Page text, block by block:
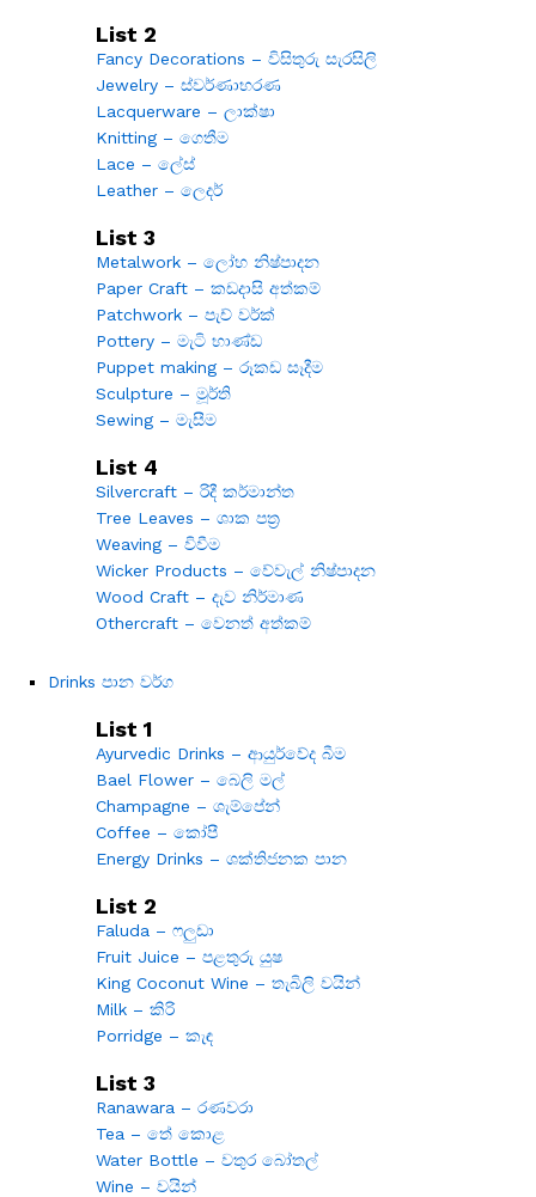
List 2
Fancy Decorations – විසිතුරු සැරසිලි
Jewelry – ස්වර්ණාභරණ
Lacquerware – ලාක්ෂා
Knitting – ගෙතීම
Lace – ලේස්
Leather – ලෙදර්
List 3
Metalwork – ලෝහ නිෂ්පාදන
Paper Craft – කඩදාසි අත්කම්
Patchwork – පැච් වර්ක්
Pottery – මැටි භාණ්ඩ
Puppet making – රූකඩ සෑදීම
Sculpture – මූර්ති
Sewing – මැසීම
List 4
Silvercraft – රිදී කර්මාන්ත
Tree Leaves – ශාක පත්‍ර
Weaving – විවීම
Wicker Products – වේවැල් නිෂ්පාදන
Wood Craft – දැව නිර්මාණ
Othercraft – වෙනත් අත්කම්
Drinks පාන වර්ග
List 1
Ayurvedic Drinks – ආයුර්වේද බීම
Bael Flower – බෙලි මල්
Champagne – ශැම්පේන්
Coffee – කෝපී
Energy Drinks – ශක්තිජනක පාන
List 2
Faluda – ෆලුඩා
Fruit Juice – පළතුරු යුෂ
King Coconut Wine – තැබිලි වයින්
Milk – කිරි
Porridge – කැඳ
List 3
Ranawara – රණවරා
Tea – තේ කොළ
Water Bottle – වතුර බෝතල්
Wine – වයින්